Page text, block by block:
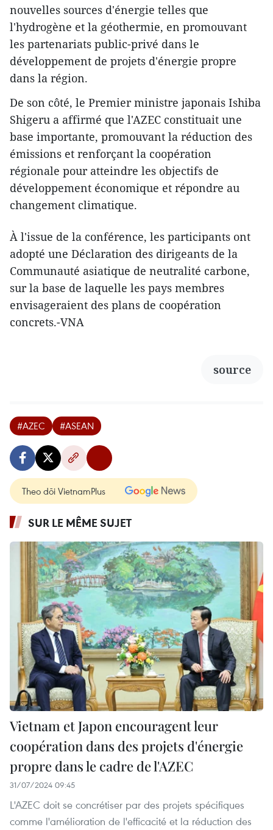
nouvelles sources d'énergie telles que
l'hydrogène et la géothermie, en promouvant
les partenariats public-privé dans le
développement de projets d'énergie propre
dans la région.
De son côté, le Premier ministre japonais Ishiba
Shigeru a affirmé que l'AZEC constituait une
base importante, promouvant la réduction des
émissions et renforçant la coopération
régionale pour atteindre les objectifs de
développement économique et répondre au
changement climatique.
À l'issue de la conférence, les participants ont
adopté une Déclaration des dirigeants de la
Communauté asiatique de neutralité carbone,
sur la base de laquelle les pays membres
envisageraient des plans de coopération
concrets.-VNA
source
#AZEC #ASEAN
Theo dõi VietnamPlus
SUR LE MÊME SUJET
Vietnam et Japon encouragent leur
coopération dans des projets d'énergie
propre dans le cadre de l'AZEC
31/07/2024 09:45
L'AZEC doit se concrétiser par des projets spécifiques
comme l'amélioration de l'efficacité et la réduction des